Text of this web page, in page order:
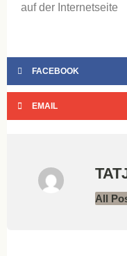
auf der Internetseite
FACEBOOK
EMAIL
All